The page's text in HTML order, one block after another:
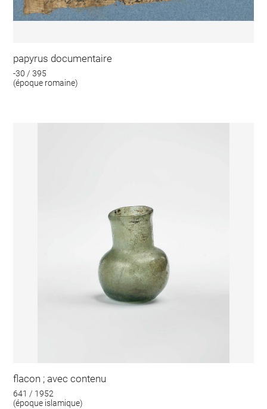
papyrus documentaire
-30 / 395
(époque romaine)
flacon ; avec contenu
641 / 1952
(époque islamique)